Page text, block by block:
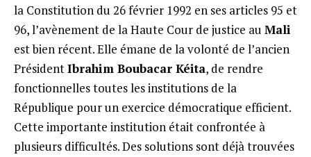
la Constitution du 26 février 1992 en ses articles 95 et
96, l’avènement de la Haute Cour de justice au Mali
est bien récent. Elle émane de la volonté de l’ancien
PrésidentIbrahim Boubacar Kéita, de rendre
fonctionnelles toutes les institutions de la
République pour un exercice démocratique efficient.
Cette importante institution était confrontée à
plusieurs difficultés. Des solutions sont déjà trouvées